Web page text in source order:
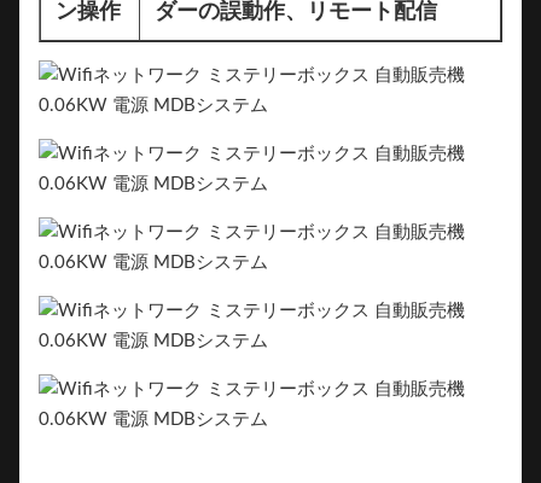
ン操作
ダーの誤動作、リモート配信